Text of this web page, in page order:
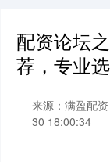
配资论坛
荐，专业
来源：满盈配资
30 18:00:34